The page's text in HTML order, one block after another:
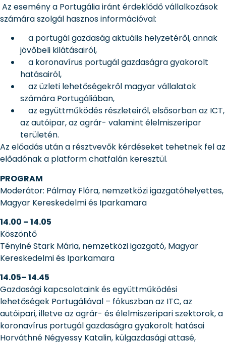
Az esemény a Portugália iránt érdeklődő vállalkozások
számára szolgál hasznos információval:
a portugál gazdaság aktuális helyzetéről, annak
jövőbeli kilátásairól,
a koronavírus portugál gazdaságra gyakorolt
hatásairól,
az üzleti lehetőségekről magyar vállalatok
számára Portugáliában,
az együttműködés részleteiről, elsősorban az ICT,
az autóipar, az agrár- valamint élelmiszeripar
területén.
Az előadás után a résztvevők kérdéseket tehetnek fel az
előadónak a platform chatfalán keresztül.
PROGRAM
Moderátor: Pálmay Flóra, nemzetközi igazgatóhelyettes,
Magyar Kereskedelmi és Iparkamara
14.00 – 14.05
Köszöntő
Tényiné Stark Mária, nemzetközi igazgató, Magyar
Kereskedelmi és Iparkamara
14.05– 14.45
Gazdasági kapcsolataink és együttműködési
lehetőségek Portugáliával – fókuszban az ITC, az
autóipari, illetve az agrár- és élelmiszeripari szektorok, a
koronavírus portugál gazdaságra gyakorolt hatásai
Horváthné Négyessy Katalin, külgazdasági attasé,